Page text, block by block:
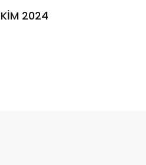
2024